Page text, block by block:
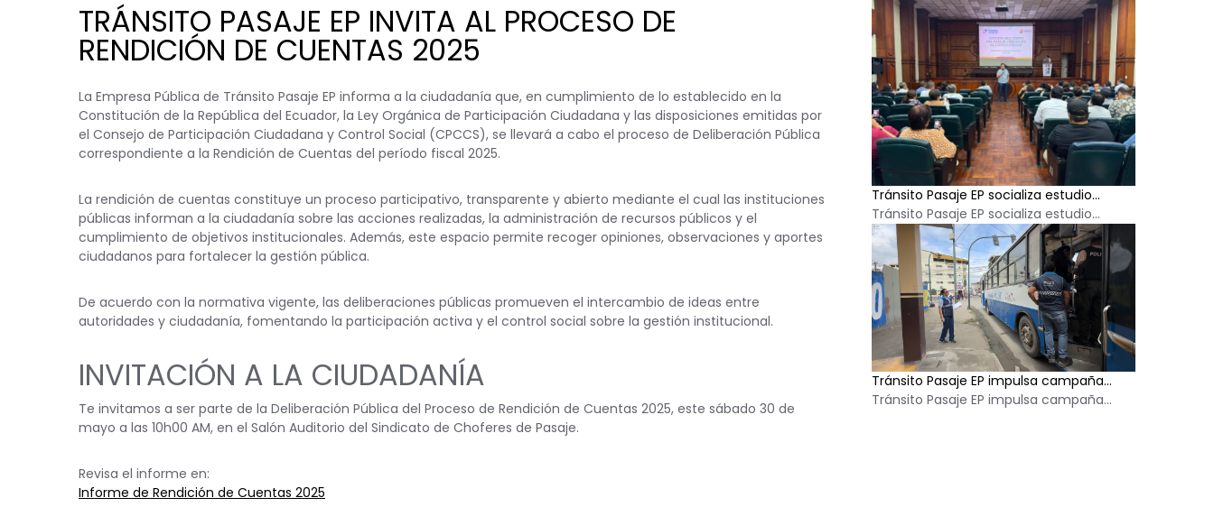
TRÁNSITO PASAJE EP INVITA AL PROCESO DE
RENDICIÓN DE CUENTAS 2025
La Empresa Pública de Tránsito Pasaje EP informa a la ciudadanía que, en cumplimiento de lo establecido en la
Constitución de la República del Ecuador, la Ley Orgánica de Participación Ciudadana y las disposiciones emitidas por
el Consejo de Participación Ciudadana y Control Social (CPCCS), se llevará a cabo el proceso de Deliberación Pública
correspondiente a la Rendición de Cuentas del período fiscal 2025.
La rendición de cuentas constituye un proceso participativo, transparente y abierto mediante el cual las instituciones
públicas informan a la ciudadanía sobre las acciones realizadas, la administración de recursos públicos y el
cumplimiento de objetivos institucionales. Además, este espacio permite recoger opiniones, observaciones y aportes
ciudadanos para fortalecer la gestión pública.
De acuerdo con la normativa vigente, las deliberaciones públicas promueven el intercambio de ideas entre
autoridades y ciudadanía, fomentando la participación activa y el control social sobre la gestión institucional.
INVITACIÓN A LA CIUDADANÍA
Te invitamos a ser parte de la Deliberación Pública del Proceso de Rendición de Cuentas 2025, este sábado 30 de
mayo a las 10h00 AM, en el Salón Auditorio del Sindicato de Choferes de Pasaje.
Revisa el informe en:
Informe de Rendición de Cuentas 2025
Tránsito Pasaje EP socializa estudio...
Tránsito Pasaje EP socializa estudio...
Tránsito Pasaje EP impulsa campaña...
Tránsito Pasaje EP impulsa campaña...